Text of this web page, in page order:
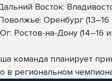
Восток:
Оренбург (13–16
Ростов-на-Дону (14–16
команда планирует
в региональном